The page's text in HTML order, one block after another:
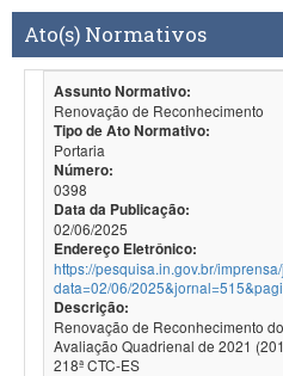
Ato(s) Normativos
Assunto Normativo:
Renovação de Reconhecimento
Tipo de Ato Normativo:
Portaria
Número:
0398
Data da Publicação:
02/06/2025
Endereço Eletrônico:
https://pesquisa.in.gov.br/
data=02/06/
Descrição:
Renovação de Reconhecimento
Avaliação Quadrienal de 2021
218ª CTC-ES